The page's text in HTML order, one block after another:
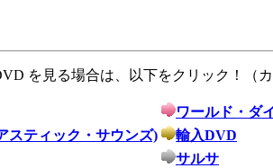
を見る場合は、以下をクリック！（
ワールド・ダ
スティック・サウンズ)
輸入DVD
サルサ